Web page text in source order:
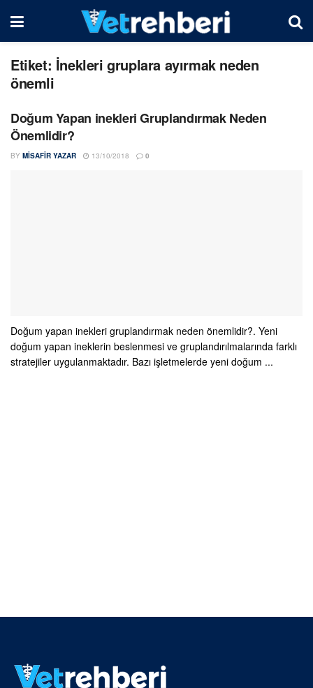
Etiket: İnekleri gruplara ayırmak neden
önemli
Doğum Yapan inekleri Gruplandırmak Neden
Önemlidir?
BY MISAFIR YAZAR 13/10/2018 0
Doğum yapan inekleri gruplandırmak neden önemlidir?. Yeni
doğum yapan ineklerin beslenmesi ve gruplandırılmalarında farklı
stratejiler uygulanmaktadır. Bazı işletmelerde yeni doğum ...